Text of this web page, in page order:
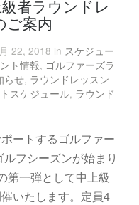
者ラウンドレ
ご案内
22, 2018 in スケジュー
ト情報, ゴルファーズラ
らせ, ラウンドレッスン
スケジュール, ラウンド
ートするゴルファー
フシーズンが始まり
第一弾として中上級
いたします。定員4